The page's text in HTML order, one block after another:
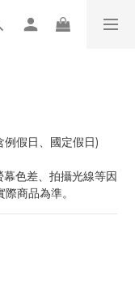
例假日、國定假日)
色差、拍攝光線等因
商品為準。